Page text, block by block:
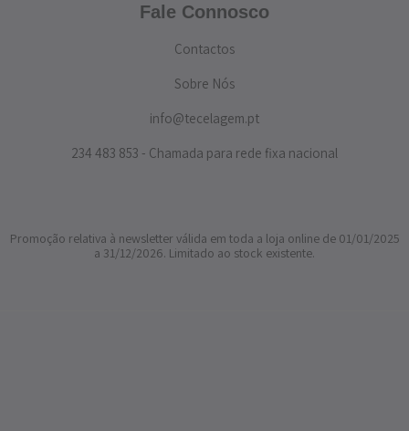
Fale Connosco
Contactos
Sobre Nós
info@tecelagem.pt
234 483 853 - Chamada para rede fixa nacional
Promoção relativa à newsletter válida em toda a loja online de 01/01/2025
a 31/12/2026. Limitado ao stock existente.